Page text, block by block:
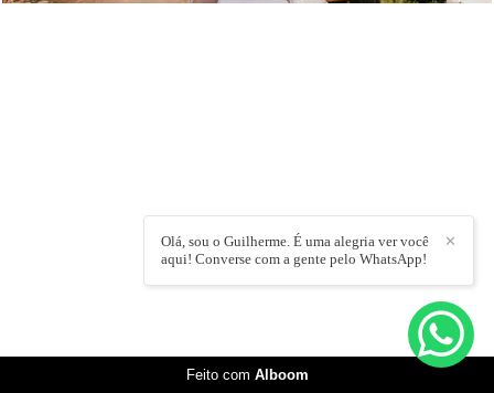
✕
Olá, sou o Guilherme. É uma alegria ver você
aqui! Converse com a gente pelo WhatsApp!
Feito com Alboom